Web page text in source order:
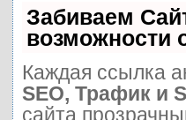
Забиваем
возможности
Каждая ссылка
SEO, Трафик и
сайта